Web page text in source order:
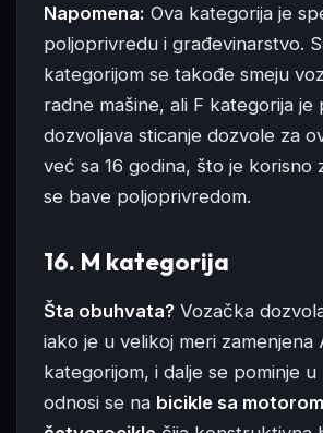
Napomena: Ova kategorija je
poljoprivredu i građevinarstvo.
kategorijom se takođe smeju
radne mašine, ali F kategorija je
dozvoljava sticanje dozvole za
već sa 16 godina, što je korisno
se bave poljoprivredom.
16. M kategorija
Šta obuhvata? Vozačka
iako je u velikoj meri zamenjena
kategorijom, i dalje se pominje u
odnosi se na bicikle sa